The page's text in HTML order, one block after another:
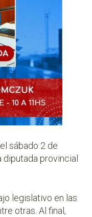
sábado 2 de
provincial
legislativo en las
otras. Al final,